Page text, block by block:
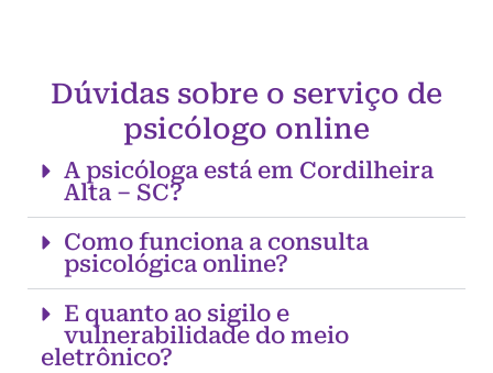
Dúvidas sobre o serviço de
psicólogo online
A psicóloga está em Cordilheira
Alta – SC?
Como funciona a consulta
psicológica online?
E quanto ao sigilo e
vulnerabilidade do meio
eletrônico?